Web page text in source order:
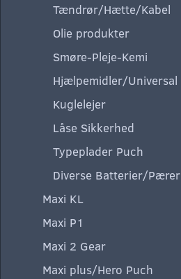
Tændrør/Hætte/Kabel
Olie produkter
Smøre-Pleje-Kemi
Hjælpemidler/Universal
Kuglelejer
Låse Sikkerhed
Typeplader Puch
Diverse Batterier/Pærer
Maxi KL
Maxi P1
Maxi 2 Gear
Maxi plus/Hero Puch